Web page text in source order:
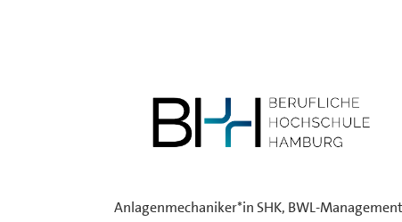
Anlagenmechaniker*in SHK, BWL-